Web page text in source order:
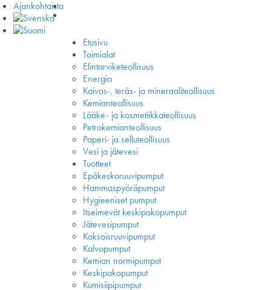
Ajankohtaista
Etusivu
Toimialat
Elintarviketeollisuus
Energia
Kaivos-, teräs- ja mineraaliteollisuus
Kemianteollisuus
Lääke- ja kosmetiikkateollisuus
Petrokemianteollisuus
Paperi- ja selluteollisuus
Vesi ja jätevesi
Tuotteet
Epäkeskoruuvipumput
Hammaspyöräpumput
Hygieeniset pumput
Itseimevät keskipakopumput
Jätevesipumput
Kaksoisruuvipumput
Kalvopumput
Kemian normipumput
Keskipakopumput
Kumisiipipumput